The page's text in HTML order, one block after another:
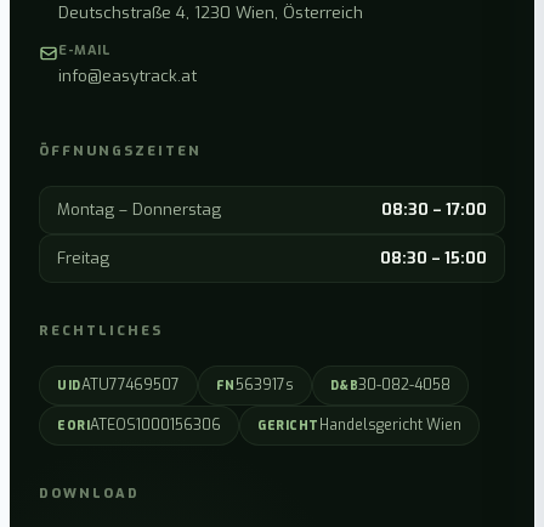
Deutschstraße 4, 1230 Wien, Österreich
E-MAIL
info@easytrack.at
ÖFFNUNGSZEITEN
Montag – Donnerstag 08:30 – 17:00
Freitag 08:30 – 15:00
RECHTLICHES
UIDATU77469507 FN563917s D&B30-082-4058
EORIATEOS1000156306 GERICHT Handelsgericht Wien
DOWNLOAD